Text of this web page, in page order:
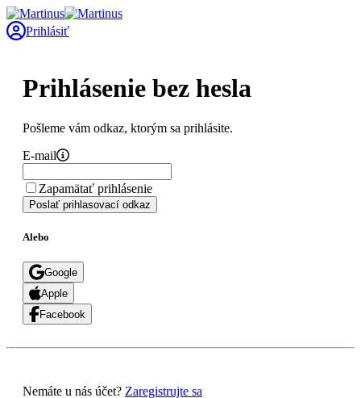
Prihlásiť
Prihlásenie bez hesla
Pošleme vám odkaz, ktorým sa prihlásite.
E-mail
Zapamätať prihlásenie
Poslať prihlasovací odkaz
Alebo
Google
Apple
Facebook
Nemáte u nás účet? Zaregistrujte sa